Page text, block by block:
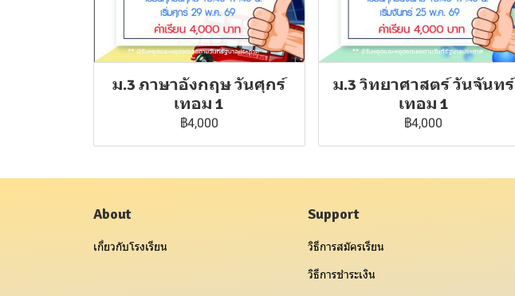
ม.3 ภาษาอังกฤษ วันศุกร์
เทอม 1
฿4,000
ม.3 วิทยาศาสตร์ วันจันทร์
เทอม 1
฿4,000
About
เกี่ยวกับโรงเรียน
Support
วิธีการสมัครเรียน
วิธีการชำระเงิน